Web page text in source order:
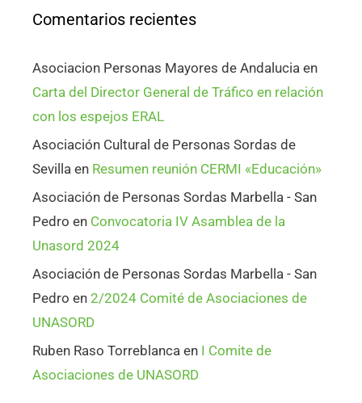
Comentarios recientes
Asociacion Personas Mayores de Andalucia en
Carta del Director General de Tráfico en relación
con los espejos ERAL
Asociación Cultural de Personas Sordas de
Sevilla en Resumen reunión CERMI «Educación»
Asociación de Personas Sordas Marbella - San
Pedro en Convocatoria IV Asamblea de la
Unasord 2024
Asociación de Personas Sordas Marbella - San
Pedro en 2/2024 Comité de Asociaciones de
UNASORD
Ruben Raso Torreblanca en I Comite de
Asociaciones de UNASORD